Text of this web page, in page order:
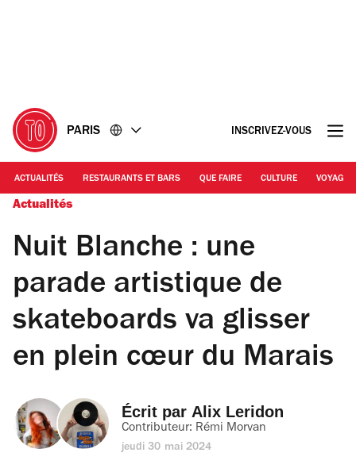
PARIS INSCRIVEZ-VOUS
ACTUALITÉS RESTAURANTS ET BARS QUE FAIRE CULTURE VOYAGE
Actualités
Nuit Blanche : une
parade artistique de
skateboards va glisser
en plein cœur du Marais
Écrit par Alix Leridon
Contributeur: Rémi Morvan
jeudi 30 mai 2024